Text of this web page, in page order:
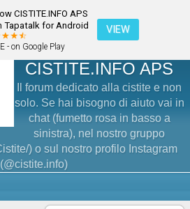
CISTITE.INFO APS
Tapatalk for Android
- on Google Play
VIEW
CISTITE.INFO APS
Il forum dedicato alla cistite e non
solo. Se hai bisogno di aiuto vai in
chat (fumetto rosa in basso a
sinistra), nel nostro gruppo
) o sul nostro profilo Instagram
(@cistite.info)